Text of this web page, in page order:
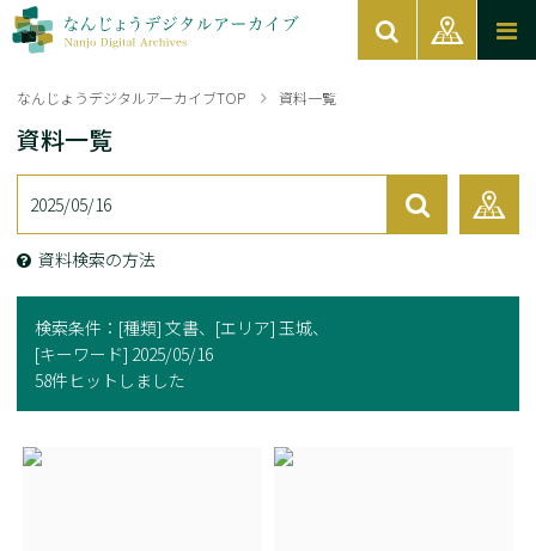
なんじょうデジタルアーカイブTOP 資料一覧
資料一覧
資料検索の方法
検索条件： [種類] 文書
[エリア] 玉城
[キーワード] 2025/05/16
58件ヒットしました